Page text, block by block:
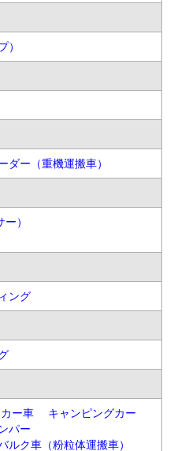
）
ダー（重機運搬車）
）
ング
ー車
キャンピングカー
パー
ルク車（粉粒体運搬車）